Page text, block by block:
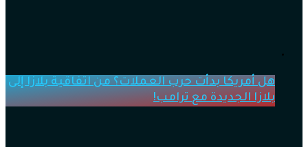
هل أمريكا بدأت حرب العملات؟ من اتفاقية بلازا إلى
بلازا الجديدة مع ترامب!